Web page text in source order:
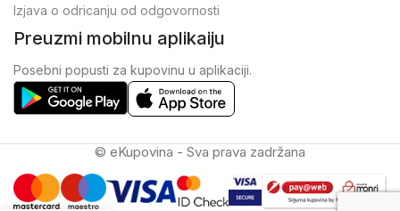
Izjava o odricanju od odgovornosti
Preuzmi mobilnu aplikaiju
Posebni popusti za kupovinu u aplikaciji.
© eKupovina - Sva prava zadržana